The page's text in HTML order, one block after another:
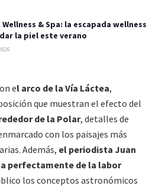
& Spa: la escapada wellness
la piel este verano
el arco de la Vía Láctea,
que muestran el efecto del
de la Polar, detalles de
con los paisajes más
Además, el periodista Juan
perfectamente de la labor
los conceptos astronómicos